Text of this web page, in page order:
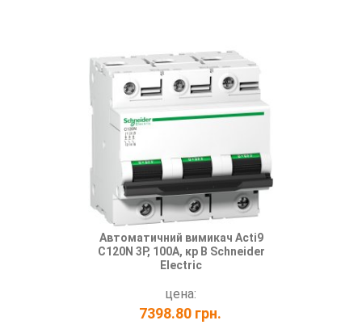
Автоматичний вимикач Acti9
C120N 3P, 100А, кр B Schneider
Electric
цена:
7398.80 грн.